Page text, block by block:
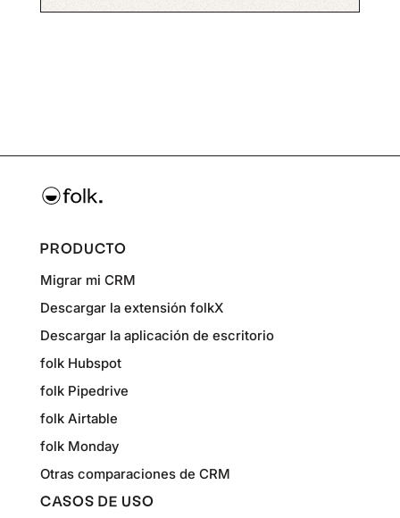
PRODUCTO
Migrar mi CRM
Descargar la extensión folkX
Descargar la aplicación de escritorio
folk Hubspot
folk Pipedrive
folk Airtable
folk Monday
Otras comparaciones de CRM
CASOS DE USO